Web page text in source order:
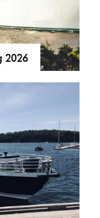
2026
om rutetider
og koggen